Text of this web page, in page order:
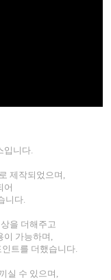
입니다.
제작되었으며,
어
니다.
을 더해주고
이 가능하며,
트를 더했습니다.
실 수 있으며,